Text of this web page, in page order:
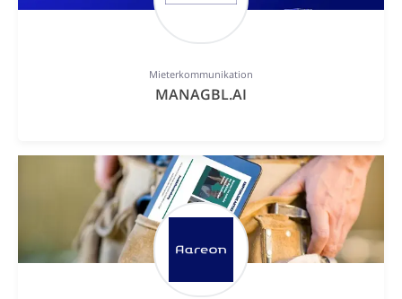
Mieterkommunikation
MANAGBL.AI